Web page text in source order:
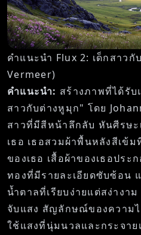
คำแนะนำ Flux 2: เด็กสาวกั
Vermeer)
คำแนะนำ: สร้างภาพที่ได้รับ
สาวกับต่างหูมุก" โดย
สาวที่มีสีหน้าลึกลับ หันศีรษ
เธอ เธอสวมผ้าพื้นหลังสีเข้
ของเธอ เสื้อผ้าของเธอประ
ทองที่มีรายละเอียดซับซ้อน
น้ำตาลที่เรียบง่ายแต่สง่าง
จับแสง สัญลักษณ์ของความไ
ใช้แสงที่นุ่มนวลและกระจาย